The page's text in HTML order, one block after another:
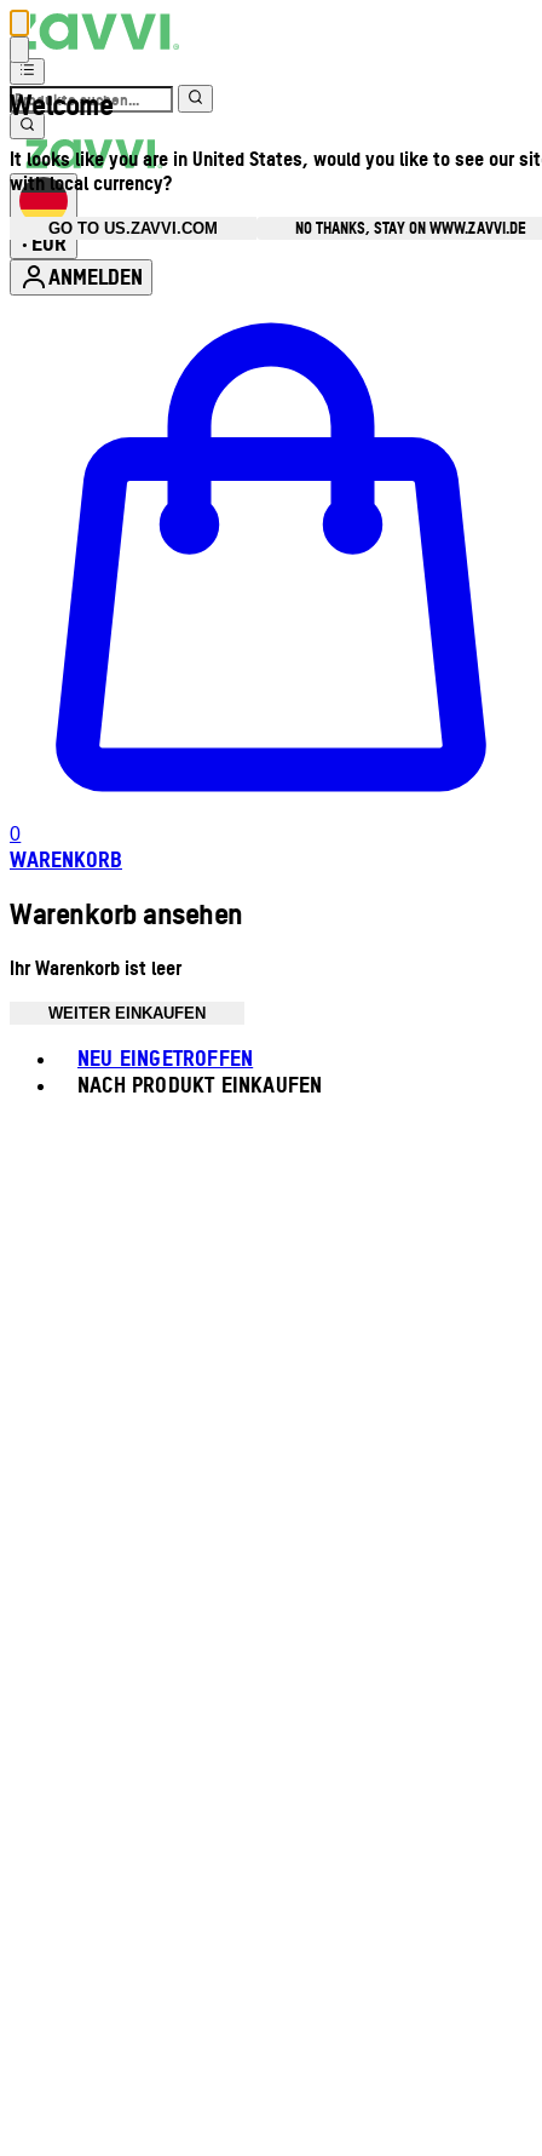
Welcome
It looks like you are in United States, would you like to see our
with local currency?
GO TO US.ZAVVI.COM
NO THANKS, STAY ON WWW.ZAVVI.DE
• EUR
ANMELDEN
0
WARENKORB
Warenkorb ansehen
Ihr Warenkorb ist leer
WEITER EINKAUFEN
NEU EINGETROFFEN
NACH PRODUKT EINKAUFEN